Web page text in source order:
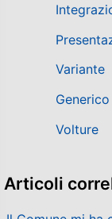
Variante
Generico
Volture
Articoli